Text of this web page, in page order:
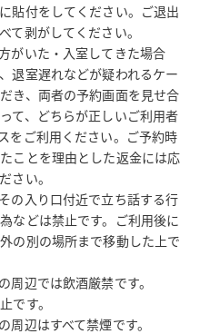
貼付をしてください。ご退出
て剥がしてください。
がいた・入室してきた場合
退室遅れなどが疑われるケー
き、両者の予約画面を見せ合
て、どちらが正しいご利用者
をご利用ください。ご予約時
ことを理由とした返金には応
さい。
の入り口付近で立ち話する行
などは禁止です。ご利用後に
の別の場所まで移動した上で
周辺では飲酒厳禁です。
です。
周辺はすべて禁煙です。